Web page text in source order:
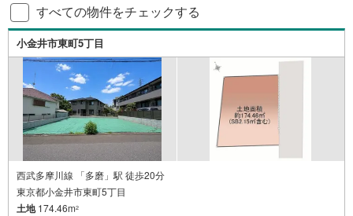
すべての物件をチェックする
小金井市東町5丁目
西武多摩川線 「多磨」駅 徒歩20分
東京都小金井市東町5丁目
土地174.46m2